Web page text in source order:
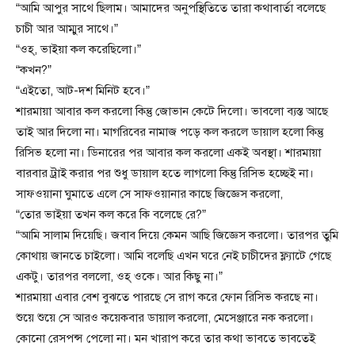
“আমি আপুর সাথে ছিলাম। আমাদের অনুপস্থিতিতে তারা কথাবার্তা বলেছে
চাচী আর আম্মুর সাথে।”
“ওহ্, ভাইয়া কল করেছিলো।”
“কখন?”
“এইতো, আট-দশ মিনিট হবে।”
শারমায়া আবার কল করলো কিন্তু জোভান কেটে দিলো। ভাবলো ব্যস্ত আছে
তাই আর দিলো না। মাগরিবের নামাজ পড়ে কল করলে ডায়াল হলো কিন্তু
রিসিভ হলো না। ডিনারের পর আবার কল করলো একই অবস্থা। শারমায়া
বারবার ট্রাই করার পর শুধু ডায়াল হতে লাগলো কিন্তু রিসিভ হচ্ছেই না।
সাফওয়ানা ঘুমাতে এলে সে সাফওয়ানার কাছে জিজ্ঞেস করলো,
“তোর ভাইয়া তখন কল করে কি বলেছে রে?”
“আমি সালাম দিয়েছি। জবাব দিয়ে কেমন আছি জিজ্ঞেস করলো। তারপর তুমি
কোথায় জানতে চাইলো। আমি বলেছি এখন ঘরে নেই চাচীদের ফ্ল্যাটে গেছে
একটু। তারপর বললো, ওহ্ ওকে। আর কিছু না।”
শারমায়া এবার বেশ বুঝতে পারছে সে রাগ করে ফোন রিসিভ করছে না।
শুয়ে শুয়ে সে আরও কয়েকবার ডায়াল করলো, মেসেঞ্জারে নক করলো।
কোনো রেসপন্স পেলো না। মন খারাপ করে তার কথা ভাবতে ভাবতেই